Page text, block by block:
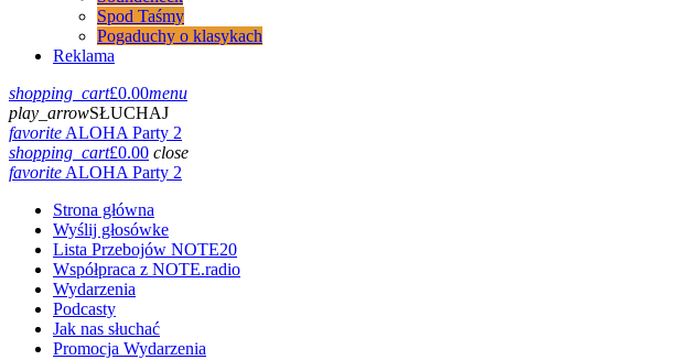
Spod Taśmy
Pogaduchy o klasykach
Reklama
shopping_cart£0.00menu
play_arrowSŁUCHAJ
favoriteALOHA Party 2
shopping_cart£0.00 close
favoriteALOHA Party 2
Strona główna
Wyślij głosówke
Lista Przebojów NOTE20
Współpraca z NOTE.radio
Wydarzenia
Podcasty
Jak nas słuchać
Promocja Wydarzenia